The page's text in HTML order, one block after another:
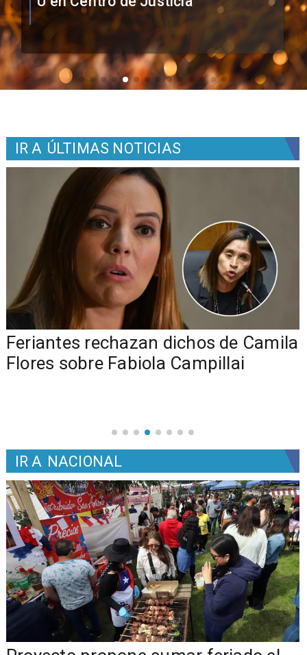
IR A ÚLTIMAS NOTICIAS
Feriantes rechazan dichos de Camila
Flores sobre Fabiola Campillai
IR A NACIONAL